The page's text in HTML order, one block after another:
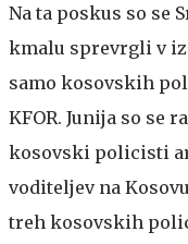
Na ta poskus so se
kmalu sprevrgli v
samo kosovskih
KFOR. Junija so se
kosovski policisti
voditeljev na
treh kosovskih